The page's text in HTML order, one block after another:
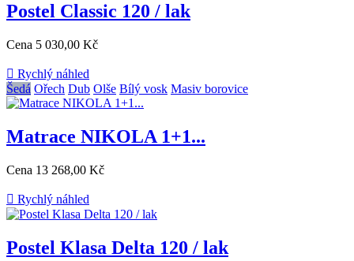
Postel Classic 120 / lak
Cena 5 030,00 Kč
 Rychlý náhled
Šedá Ořech Dub Olše Bílý vosk Masiv borovice
Matrace NIKOLA 1+1...
Cena 13 268,00 Kč
 Rychlý náhled
Postel Klasa Delta 120 / lak